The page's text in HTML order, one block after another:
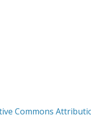
Commons